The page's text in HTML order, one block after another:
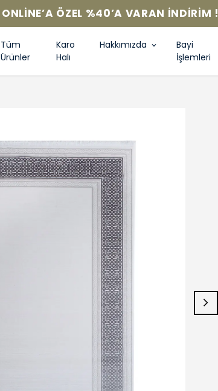
ONLINE’A ÖZEL %40’A VARAN İNDIRIM !
Tüm
Ürünler
Karo
Halı
Hakkımızda
Bayi
İşlemleri